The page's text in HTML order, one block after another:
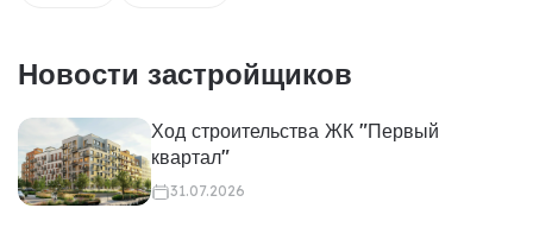
Новости застройщиков
Ход строительства ЖК "Первый
квартал"
31.07.2026